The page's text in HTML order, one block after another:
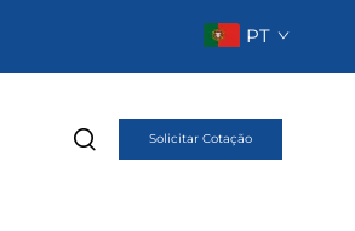
PT
Solicitar Cotação